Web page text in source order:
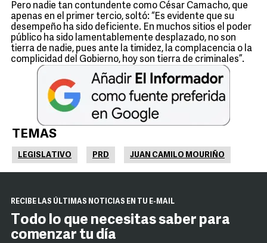
Pero nadie tan contundente como César Camacho, que
apenas en el primer tercio, soltó: “Es evidente que su
desempeño ha sido deficiente. En muchos sitios el poder
público ha sido lamentablemente desplazado, no son
tierra de nadie, pues ante la timidez, la complacencia o la
complicidad del Gobierno, hoy son tierra de criminales”.
TEMAS
LEGISLATIVO PRD JUAN CAMILO MOURIÑO
RECIBE LAS ÚLTIMAS NOTICIAS EN TU E-MAIL
Todo lo que necesitas saber para
comenzar tu día